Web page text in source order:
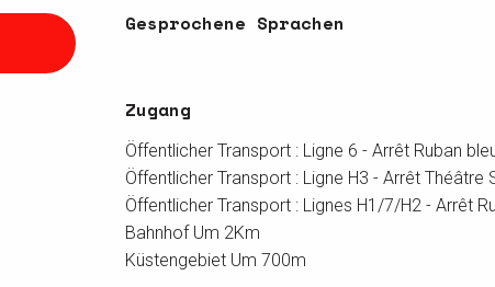
Gesprochene Sprachen
Gesprochene Sprachen
Zugang
Zugang
Öffentlicher Transport : Ligne 6 - Arrêt Ruban
Öffentlicher Transport : Ligne H3 - Arrêt Théâtre
Öffentlicher Transport : Lignes H1/7/H2 - Arrêt
Bahnhof Um 2Km
Küstengebiet Um 700m